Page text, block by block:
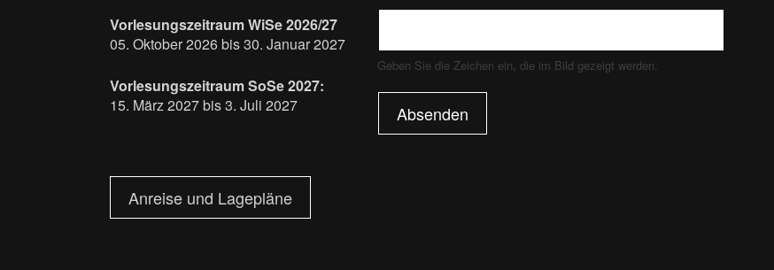
Vorlesungszeitraum WiSe 2026/27
05. Oktober 2026 bis 30. Januar 2027
Vorlesungszeitraum SoSe 2027:
15. März 2027 bis 3. Juli 2027
Anreise und Lagepläne
Geben Sie die Zeichen ein, die im Bild gezeigt werden.
Absenden